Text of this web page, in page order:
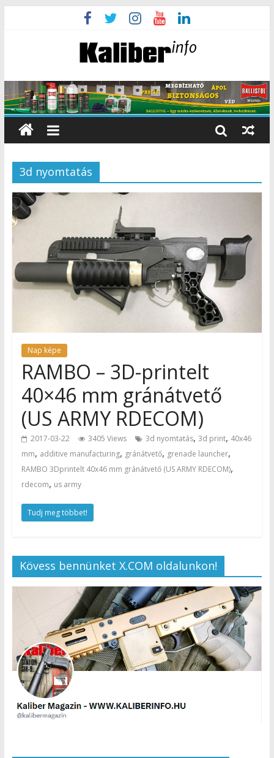
3d nyomtatás
Nap képe
RAMBO – 3D-printelt
40×46 mm gránátvető
(US ARMY RDECOM)
2017-03-22 3405 Views 3d nyomtatás, 3d print, 40x46
mm, additive manufacturing, gránátvető, grenade launcher,
RAMBO 3Dprintelt 40x46 mm gránátvető (US ARMY RDECOM),
rdecom, us army
Tudj meg többet!
Kövess bennünket X.COM oldalunkon!